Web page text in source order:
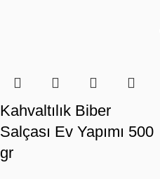
Kahvaltılık Biber
Salçası Ev Yapımı 500
gr